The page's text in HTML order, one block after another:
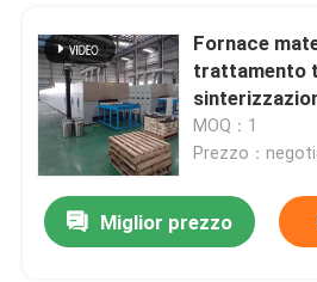
Fornace
trattamento
dell'anodo e
Cell
MOQ：1
Prezzo：
Miglior prezzo